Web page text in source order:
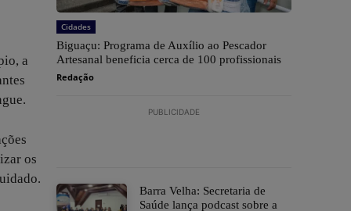
a
os
Cidades
Biguaçu: Programa de Auxílio ao Pescador
Artesanal beneficia cerca de 100 profissionais
Redação
PUBLICIDADE
Barra Velha: Secretaria de
Saúde lança podcast sobre a